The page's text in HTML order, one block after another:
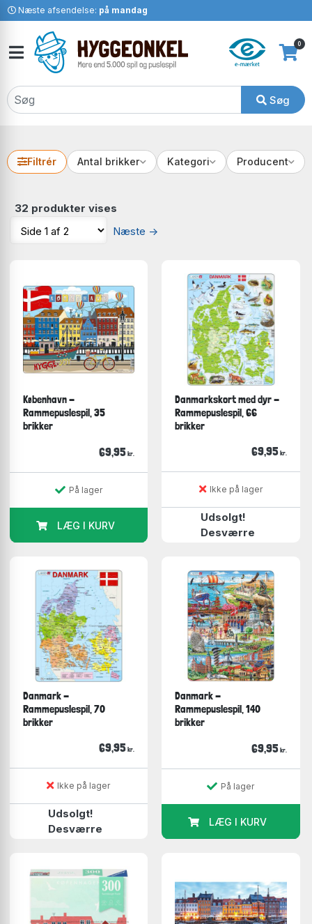
Næste afsendelse: på mandag
Søg
0
Filtrér Antal brikker Kategori Producent
32 produkter vises
Næste →
København -
Rammepuslespil, 35
brikker
69,95 kr.
På lager
LÆG I KURV
Danmarkskort med dyr -
Rammepuslespil, 66
brikker
69,95 kr.
Ikke på lager
Udsolgt!
Desværre
Danmark -
Rammepuslespil, 70
brikker
69,95 kr.
Ikke på lager
Udsolgt!
Desværre
Danmark -
Rammepuslespil, 140
brikker
69,95 kr.
På lager
LÆG I KURV